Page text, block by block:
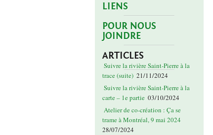
LIENS
POUR NOUS
JOINDRE
ARTICLES
Suivre la rivière Saint-Pierre à la
trace (suite) 21/11/2024
Suivre la rivière Saint-Pierre à la
carte – 1e partie 03/10/2024
Atelier de co-création : Ça se
trame à Montréal, 9 mai 2024
28/07/2024